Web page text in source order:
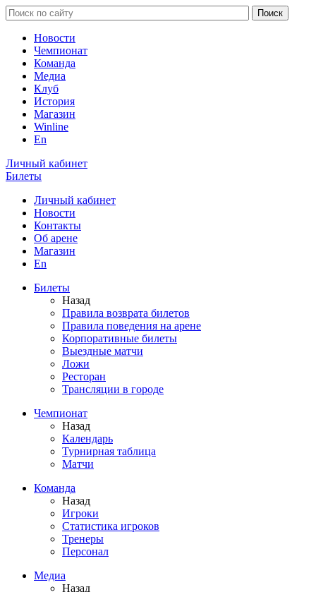
Новости
Чемпионат
Команда
Медиа
Клуб
История
Магазин
Winline
En
Личный кабинет
Билеты
Личный кабинет
Новости
Контакты
Об арене
Магазин
En
Билеты
Назад
Правила возврата билетов
Правила поведения на арене
Корпоративные билеты
Выездные матчи
Ложи
Ресторан
Трансляции в городе
Чемпионат
Назад
Календарь
Турнирная таблица
Матчи
Команда
Назад
Игроки
Статистика игроков
Тренеры
Персонал
Медиа
Назад